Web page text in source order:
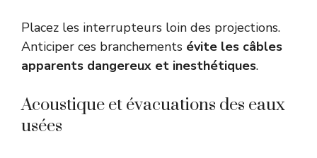
Placez les interrupteurs loin des projections.
Anticiper ces branchements évite les câbles
apparents dangereux et inesthétiques.
Acoustique et évacuations des eaux
usées